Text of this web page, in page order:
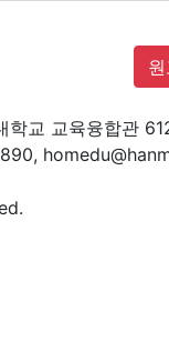
학교 교육융합관